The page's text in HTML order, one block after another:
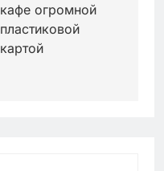
кафе огромной
пластиковой
картой